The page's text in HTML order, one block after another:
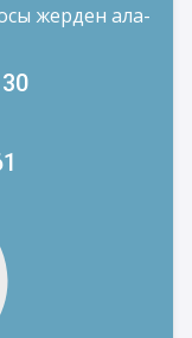
жерден ала-